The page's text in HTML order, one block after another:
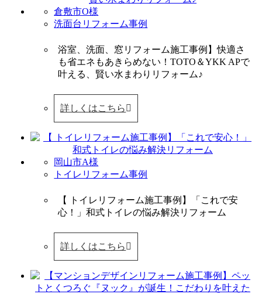
倉敷市O様
洗面台リフォーム事例
浴室、洗面、窓リフォーム施工事例】快適さ
も省エネもあきらめない！TOTO＆YKK APで
叶える、賢い水まわりリフォーム♪
詳しくはこちら
岡山市A様
トイレリフォーム事例
【 トイレリフォーム施工事例】「これで安
心！」和式トイレの悩み解決リフォーム
詳しくはこちら